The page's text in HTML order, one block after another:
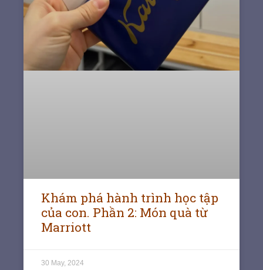
Khám phá hành trình học tập
của con. Phần 2: Món quà từ
Marriott
30 May, 2024